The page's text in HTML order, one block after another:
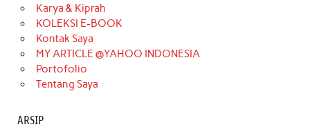
k
a
m
Karya & Kiprah
KOLEKSI E-BOOK
Kontak Saya
MY ARTICLE @YAHOO INDONESIA
Portofolio
Tentang Saya
ARSIP